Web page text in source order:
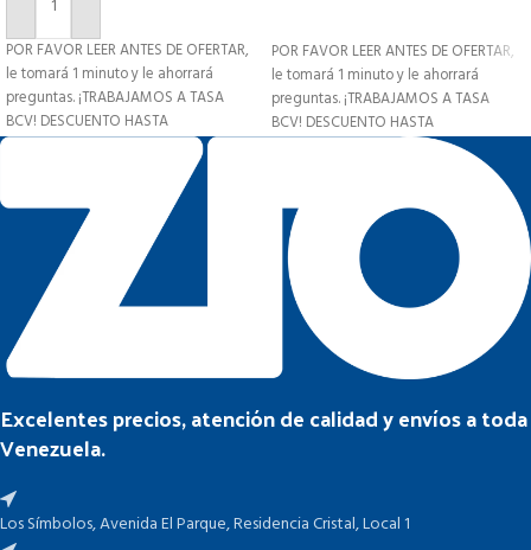
AÑADIR AL CARRITO
POR FAVOR LEER ANTES DE OFERTAR,
le tomará 1 minuto y le ahorrará
preguntas. ¡TRABAJAMOS A TASA
BCV! DESCUENTO HASTA
POR FAVOR LEER ANTES DE OFERTAR,
le tomará 1 minuto y le ahorrará
preguntas. ¡TRABAJAMOS A TASA
BCV! DESCUENTO HASTA
Excelentes precios, atención de calidad y envíos a toda
Venezuela.
Los Símbolos, Avenida El Parque, Residencia Cristal, Local 1